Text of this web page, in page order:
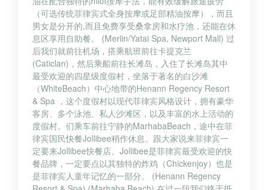
（可选传统菲律宾式全身按摩或足部精油按摩），而且
男女是分开的,而且免费享受桑拿房和水疗池，还能在休
息区享用自助餐。 (Merlin/Yatai Spa, Newport Mall) 过
后我们就前往机场，搭乘航班前往卡提克兰
(Caticlan)，然后乘船前往长滩岛，入住了长滩岛其中
最受欢迎的四星级度假村，坐落于著名的白沙滩
（WhiteBeach）中心地带的Henann Regency Resort
& Spa ，这个度假村以现代菲律宾风格设计，拥有豪华
客房、多个泳池、私人沙滩区，以及丰富的水上活动的
度假村。们乘车前往宁静的MarhabaBeach，途中在菲
律宾国民快餐Jollibee稍作休息。跟大家说来菲律宾一
定要来Jollibee快餐店。Jollibee是菲律宾最受欢迎的快
餐品牌，一定要点以其独特的炸鸡（Chickenjoy）也是
是菲律宾人童年记忆的一部分。 (Henann Regency